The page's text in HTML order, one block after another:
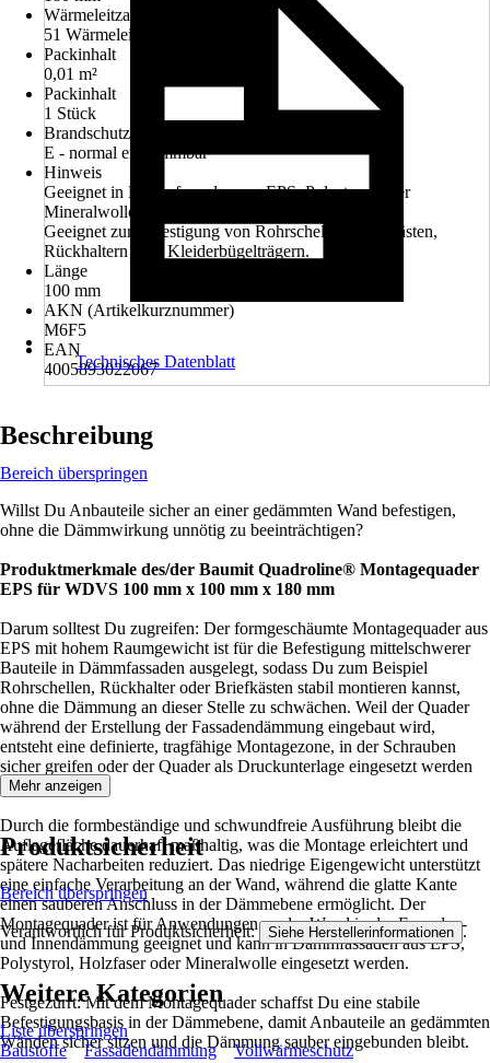
Wärmeleitzahl
51 Wärmeleitfähigkeit (λ)
Packinhalt
0,01 m²
Packinhalt
1 Stück
Brandschutzklasse
E - normal entflammbar
Hinweis
Geeignet in Dämmfassaden aus EPS, Polystyrol oder
Mineralwolle
Geeignet zur Befestigung von Rohrschellen, Briefkästen,
Rückhaltern oder Kleiderbügelträgern.
Länge
100 mm
AKN (Artikelkurznummer)
M6F5
EAN
4005893022067
Technisches Datenblatt
Beschreibung
Bereich überspringen
Willst Du Anbauteile sicher an einer gedämmten Wand befestigen,
ohne die Dämmwirkung unnötig zu beeinträchtigen?
Produktmerkmale des/der Baumit Quadroline® Montagequader
EPS für WDVS 100 mm x 100 mm x 180 mm
Darum solltest Du zugreifen: Der formgeschäumte Montagequader aus
EPS mit hohem Raumgewicht ist für die Befestigung mittelschwerer
Bauteile in Dämmfassaden ausgelegt, sodass Du zum Beispiel
Rohrschellen, Rückhalter oder Briefkästen stabil montieren kannst,
ohne die Dämmung an dieser Stelle zu schwächen. Weil der Quader
während der Erstellung der Fassadendämmung eingebaut wird,
entsteht eine definierte, tragfähige Montagezone, in der Schrauben
sicher greifen oder der Quader als Druckunterlage eingesetzt werden
kann.
Durch die formbeständige und schwundfreie Ausführung bleibt die
Auflagefläche dauerhaft maßhaltig, was die Montage erleichtert und
spätere Nacharbeiten reduziert. Das niedrige Eigengewicht unterstützt
eine einfache Verarbeitung an der Wand, während die glatte Kante
einen sauberen Anschluss in der Dämmebene ermöglicht. Der
Montagequader ist für Anwendungen an der Wand in der Fassaden-
und Innendämmung geeignet und kann in Dämmfassaden aus EPS,
Polystyrol, Holzfaser oder Mineralwolle eingesetzt werden.
Festgezurrt: Mit dem Montagequader schaffst Du eine stabile
Befestigungsbasis in der Dämmebene, damit Anbauteile an gedämmten
Wänden sicher sitzen und die Dämmung sauber eingebunden bleibt.
Mehr anzeigen
Produktsicherheit
Bereich überspringen
Verantwortlich für Produktsicherheit: Siehe Herstellerinformationen .
Weitere Kategorien
Liste überspringen
Baustoffe
Fassadendämmung
Vollwärmeschutz